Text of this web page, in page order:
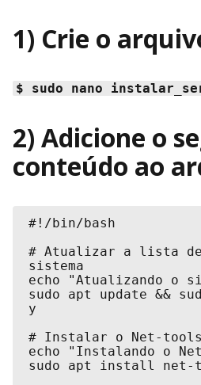
1) Crie o
$ sudo nano
2) Adicione o
conteúdo ao
#!/bin/bash
# Atualizar a lista
sistema
echo "Atualizando o
sudo apt update &&
y
# Instalar o Net-tools
echo "Instalando o
sudo apt install net-